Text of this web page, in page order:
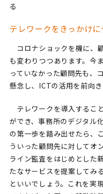
る
テレワークをきっかけ
コロナショックを機に、
も変わりつつあります。今
っていなかった顧問先も、
懸念し、ICTの活用を前向き
テレワークを導入すること
ができ、事務所のデジタル
の第一歩を踏み出せたら、こ
ういった顧問先に対してオ
ライン監査をはじめとした
たなサービスを提案してみる
といいでしょう。これを実